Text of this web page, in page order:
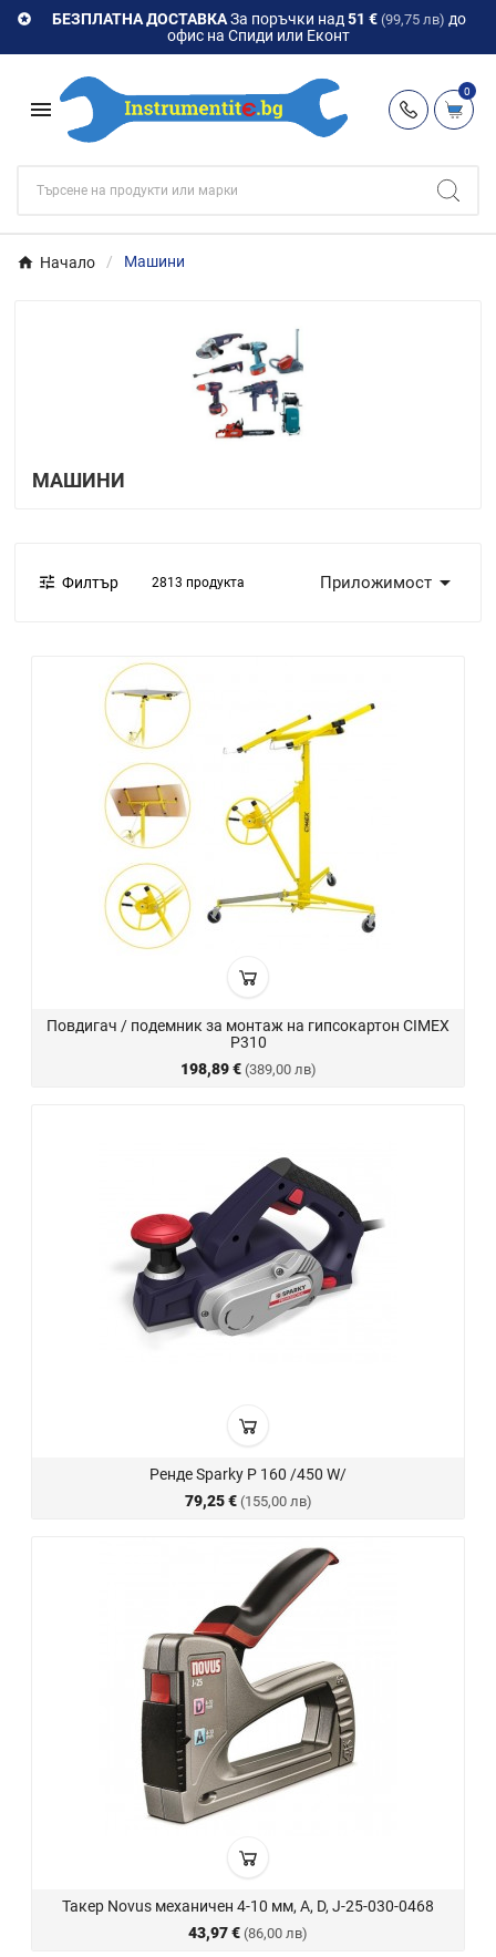
 БЕЗПЛАТНА ДОСТАВКАЗа поръчки над 51 € (99,75 лв) до
офис на Спиди или Еконт

0
Начало Машини
МАШИНИ
 Филтър 2813 продукта Приложимост 
Повдигач / подемник за монтаж на гипсокартон CIMEX
P310
198,89 € (389,00 лв)
Ренде Sparky P 160 /450 W/
79,25 € (155,00 лв)
Такер Novus механичен 4-10 мм, A, D, J-25-030-0468
43,97 € (86,00 лв)